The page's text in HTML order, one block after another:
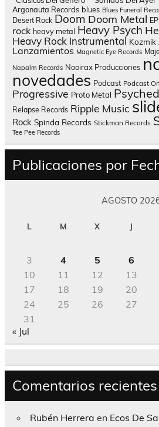
Argonauta Records blues Blues Funeral
Desert Rock Doom Doom Metal EP
rock heavy metal Heavy Psych
Heavy Rock Instrumental
Lanzamientos Magnetic Eye Records
Napalm Records Nooirax Producciones
novedades Podcast Podcast
Progressive Proto Metal
Relapse Records Ripple Music
Rock Spinda Records Stickman Records
Tee Pee Records
Publicaciones por
AGOSTO
L M X J
3
4 5 6
10
11 12 13
17
18 19 20
24
25 26 27
31
« Jul
Comentarios recientes
Rubén Herrera en Ecos De